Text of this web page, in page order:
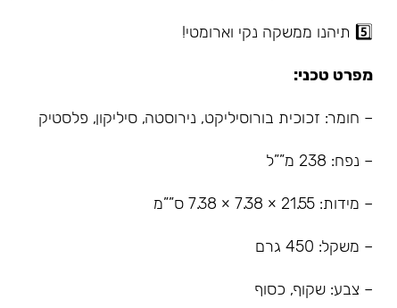
5️⃣ תיהנו ממשקה נקי וארומטי!
מפרט טכני:
– חומר: זכוכית בורוסיליקט, נירוסטה, סיליקון, פלסטיק
– נפח: 238 מ””ל
– מידות: 21.55 × 7.38 × 7.38 ס””מ
– משקל: 450 גרם
– צבע: שקוף, כסוף